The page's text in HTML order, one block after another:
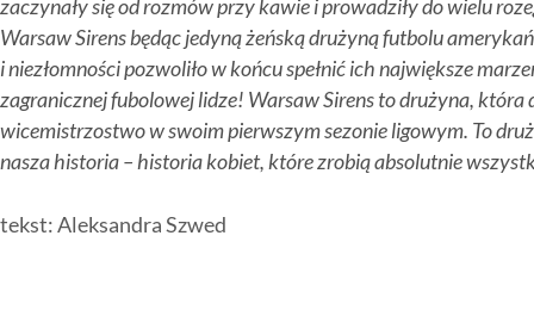
zaczynały się od rozmów przy kawie i prowadziły do wielu
Warsaw Sirens będąc jedyną żeńską drużyną futbolu
i niezłomności pozwoliło w końcu spełnić ich największe
zagranicznej fubolowej lidze! Warsaw Sirens to drużyna,
wicemistrzostwo w swoim pierwszym sezonie ligowym. To
nasza historia – historia kobiet, które zrobią absolutnie
tekst: Aleksandra Szwed